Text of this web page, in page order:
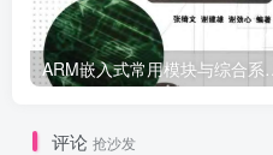
ARM嵌入式常用
评论 抢沙发